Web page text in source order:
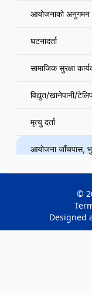
आयोजनाको अनुगमन
घटनादर्ता
सामाजिक सुरक्षा
विद्युत/खानेपानी/
मृत्यु दर्ता
आयोजना जाँचपास,
मोही लगतकट्टा तथा
टोल विकास संस्था
समाजिक सुरक्षा भत्ता
©
Designed